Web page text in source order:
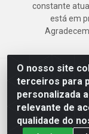
O nosso site
terceiros para
personalizada
relevante de
qualidade do
constante
está em
Deskontão Atacado
Imbiribeira - Recife/